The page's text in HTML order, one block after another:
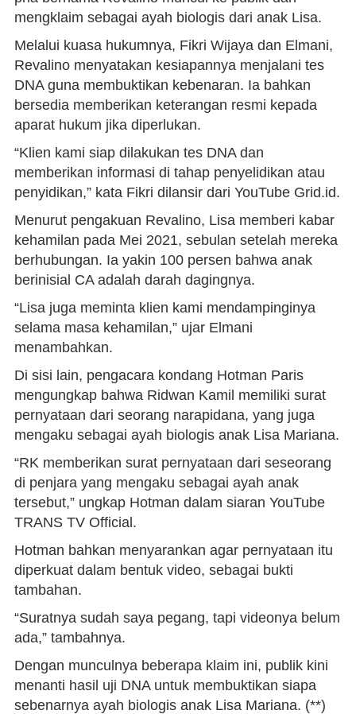
mengklaim sebagai ayah biologis dari anak Lisa.
Melalui kuasa hukumnya, Fikri Wijaya dan Elmani,
Revalino menyatakan kesiapannya menjalani tes
DNA guna membuktikan kebenaran. Ia bahkan
bersedia memberikan keterangan resmi kepada
aparat hukum jika diperlukan.
“Klien kami siap dilakukan tes DNA dan
memberikan informasi di tahap penyelidikan atau
penyidikan,” kata Fikri dilansir dari YouTube Grid.id.
Menurut pengakuan Revalino, Lisa memberi kabar
kehamilan pada Mei 2021, sebulan setelah mereka
berhubungan. Ia yakin 100 persen bahwa anak
berinisial CA adalah darah dagingnya.
“Lisa juga meminta klien kami mendampinginya
selama masa kehamilan,” ujar Elmani
menambahkan.
Di sisi lain, pengacara kondang Hotman Paris
mengungkap bahwa Ridwan Kamil memiliki surat
pernyataan dari seorang narapidana, yang juga
mengaku sebagai ayah biologis anak Lisa Mariana.
“RK memberikan surat pernyataan dari seseorang
di penjara yang mengaku sebagai ayah anak
tersebut,” ungkap Hotman dalam siaran YouTube
TRANS TV Official.
Hotman bahkan menyarankan agar pernyataan itu
diperkuat dalam bentuk video, sebagai bukti
tambahan.
“Suratnya sudah saya pegang, tapi videonya belum
ada,” tambahnya.
Dengan munculnya beberapa klaim ini, publik kini
menanti hasil uji DNA untuk membuktikan siapa
sebenarnya ayah biologis anak Lisa Mariana. (**)